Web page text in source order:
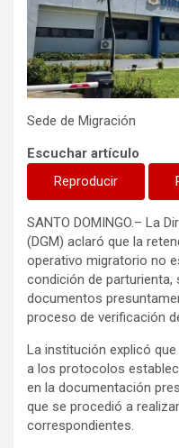
Sede de Migración
Escuchar artículo
Reproducir
SANTO DOMINGO.– La
(DGM) aclaró que la
operativo migratorio no
condición de
documentos
proceso de verificación
La institución explicó
a los protocolos
en la documentación
que se procedió a
correspondientes.